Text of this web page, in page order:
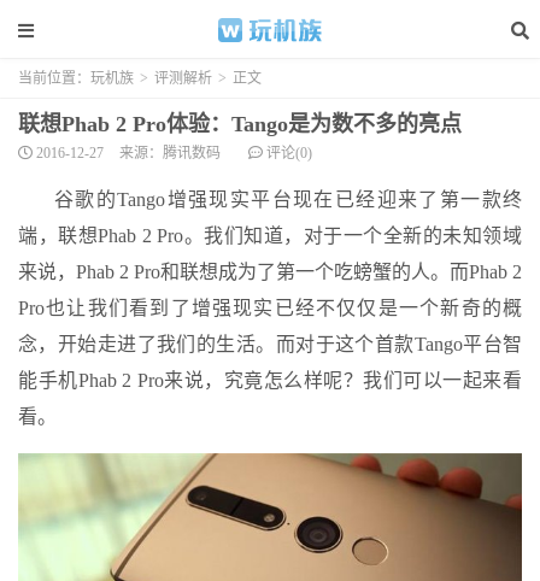
当前位置： 玩机族 > 评测解析 > 正文
联想Phab 2 Pro体验：Tango是为数不多的亮点
2016-12-27 来源：腾讯数码 评论(0)
谷歌的Tango增强现实平台现在已经迎来了第一款终
端，联想Phab 2 Pro。我们知道，对于一个全新的未知领域
来说，Phab 2 Pro和联想成为了第一个吃螃蟹的人。而Phab 2
Pro也让我们看到了增强现实已经不仅仅是一个新奇的概
念，开始走进了我们的生活。而对于这个首款Tango平台智
能手机Phab 2 Pro来说，究竟怎么样呢？我们可以一起来看
看。